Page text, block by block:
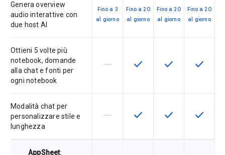
Genera overview
audio interattive con
due host AI
Fino a 3
al giorno
Fino a 20
al giorno
Fino a 20
al giorno
Fino a 20
al giorno
Ottieni 5 volte più
notebook, domande
alla chat e fonti per
ogni notebook
La funzionalità non è supportata
horizontal_rule Questa funzionalità è
check Questa
check Questa
check
Modalità chat per
personalizzare stile e
lunghezza
La funzionalità non è supportata
horizontal_rule Questa funzionalità è
check Questa
check Questa
check
AppSheet: